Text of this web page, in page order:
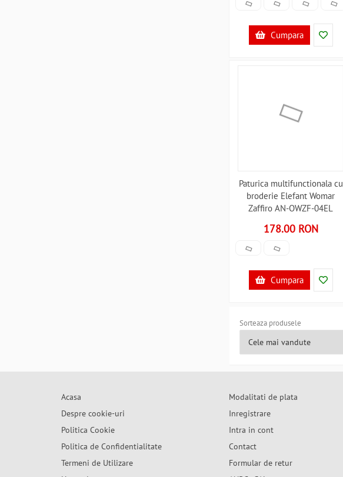
Cumpara
Paturica multifunctionala cu
broderie Elefant Womar
Zaffiro AN-OWZF-04EL
178.00 RON
Cumpara
Sorteaza produsele
Acasa
Despre cookie-uri
Politica Cookie
Politica de Confidentialitate
Termeni de Utilizare
Modalitati de plata
Inregistrare
Intra in cont
Contact
Formular de retur